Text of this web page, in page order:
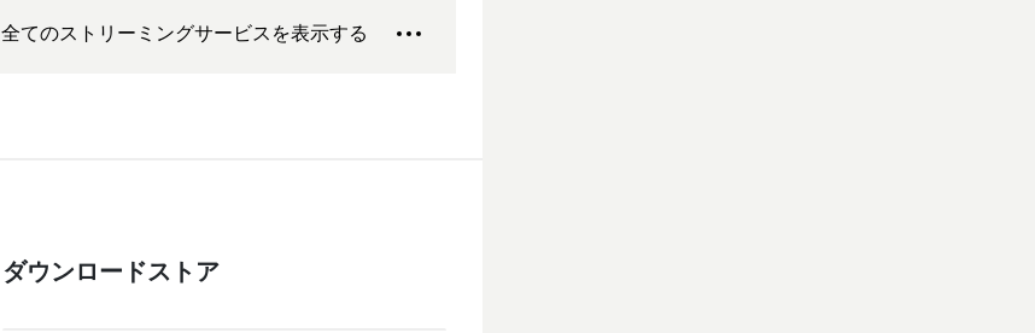
全てのストリーミングサービスを表示する
ダウンロードストア